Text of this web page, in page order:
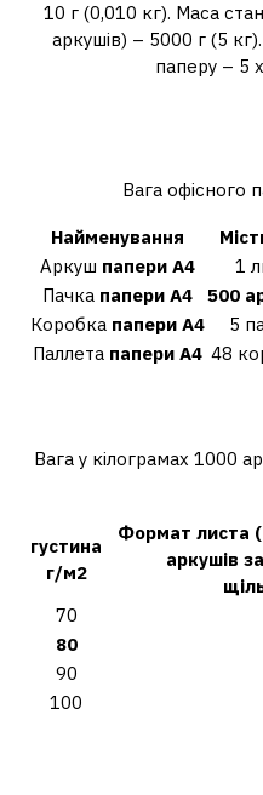
10 г (0,010 кг). Маса
аркушів) – 5000 г (5
паперу – 5
Вага офісного
Найменування
Аркуш папери А4 1
Пачка папери А4 500
Коробка папери А4 5
Паллета папери А4 48
Вага у кілограмах 1000
густина
г/м2
Формат листа
аркушів
70
80
90
100